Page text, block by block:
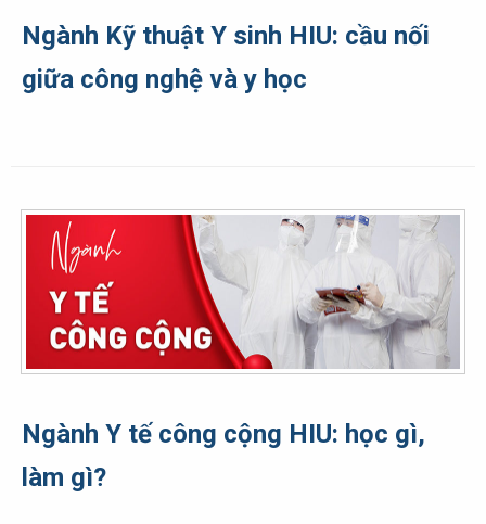
Ngành Kỹ thuật Y sinh HIU: cầu nối
giữa công nghệ và y học
Ngành Y tế công cộng HIU: học gì,
làm gì?